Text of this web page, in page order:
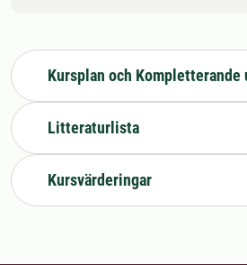
Kursplan och
Litteraturlista
Kursvärderingar